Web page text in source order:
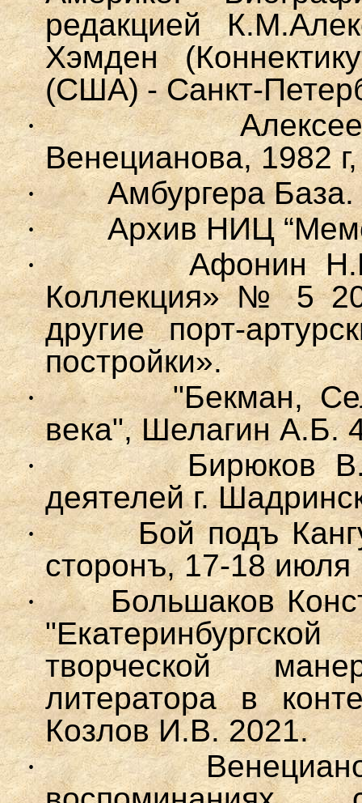
редакцией
Хэмден
(США) - Санкт-
·
Венецианова, 1982
·
Амбургера База.
·
Архив НИЦ
·
Афонин
Коллекция» № 5
другие порт-
постройки».
·
"Бекман,
века", Шелагин А.Б.
·
Бирюков
деятелей г.
·
Бой подъ
сторонъ, 17-18 июля
·Большаков
творческой
литератора в
Козлов И.В.2021.
·